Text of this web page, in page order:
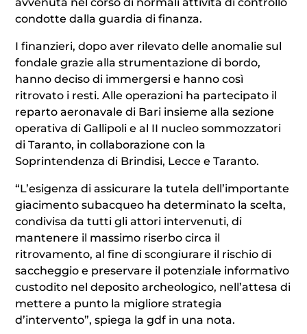
condotte dalla guardia di finanza.
I finanzieri, dopo aver rilevato delle anomalie sul
fondale grazie alla strumentazione di bordo,
hanno deciso di immergersi e hanno così
ritrovato i resti. Alle operazioni ha partecipato il
reparto aeronavale di Bari insieme alla sezione
operativa di Gallipoli e al II nucleo sommozzatori
di Taranto, in collaborazione con la
Soprintendenza di Brindisi, Lecce e Taranto.
“L’esigenza di assicurare la tutela dell’importante
giacimento subacqueo ha determinato la scelta,
condivisa da tutti gli attori intervenuti, di
mantenere il massimo riserbo circa il
ritrovamento, al fine di scongiurare il rischio di
saccheggio e preservare il potenziale informativo
custodito nel deposito archeologico, nell’attesa di
mettere a punto la migliore strategia
d’intervento”, spiega la gdf in una nota.